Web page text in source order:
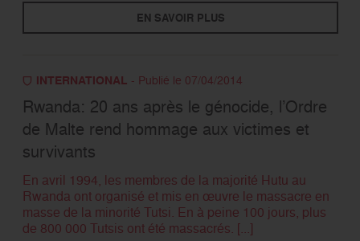
EN SAVOIR PLUS
INTERNATIONAL - Publié le 07/04/2014
Rwanda: 20 ans après le génocide, l’Ordre
de Malte rend hommage aux victimes et
survivants
En avril 1994, les membres de la majorité Hutu au
Rwanda ont organisé et mis en œuvre le massacre en
masse de la minorité Tutsi. En à peine 100 jours, plus
de 800 000 Tutsis ont été massacrés. [...]